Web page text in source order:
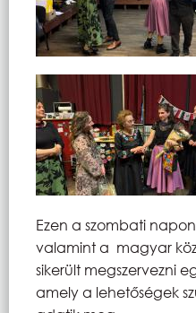
Ezen a szombati
valamint a magyar
sikerült megszervezni
amely a lehetőségek